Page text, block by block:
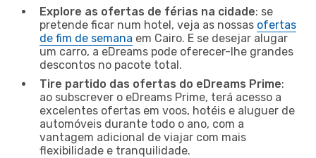
Explore as ofertas de férias na cidade: se
pretende ficar num hotel, veja as nossas ofertas
de fim de semana em Cairo. E se desejar alugar
um carro, a eDreams pode oferecer-lhe grandes
descontos no pacote total.
Tire partido das ofertas do eDreams Prime:
ao subscrever o eDreams Prime, terá acesso a
excelentes ofertas em voos, hotéis e aluguer de
automóveis durante todo o ano, com a
vantagem adicional de viajar com mais
flexibilidade e tranquilidade.